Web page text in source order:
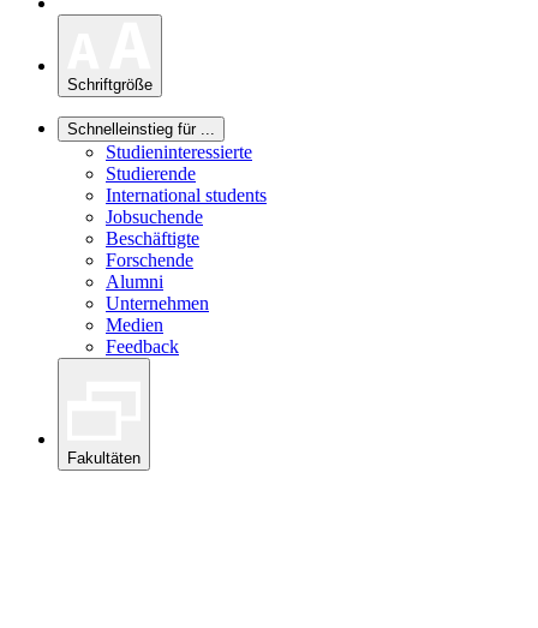
Schriftgröße
Schnelleinstieg für ...
Studieninteressierte
Studierende
International students
Jobsuchende
Beschäftigte
Forschende
Alumni
Unternehmen
Medien
Feedback
Fakultäten